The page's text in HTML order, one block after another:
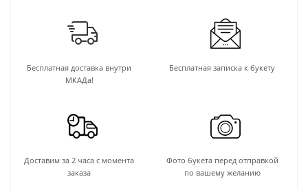
Бесплатная доставка внутри
МКАДа!
Бесплатная записка к букету
Доставим за 2 часа с момента
заказа
Фото букета перед отправкой
по вашему желанию